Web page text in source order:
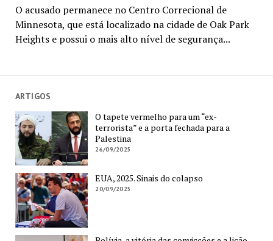
O acusado permanece no Centro Correcional de
Minnesota, que está localizado na cidade de Oak Park
Heights e possui o mais alto nível de segurança...
ARTIGOS
O tapete vermelho para um “ex-
terrorista” e a porta fechada para a
Palestina
26/09/2025
EUA, 2025. Sinais do colapso
20/09/2025